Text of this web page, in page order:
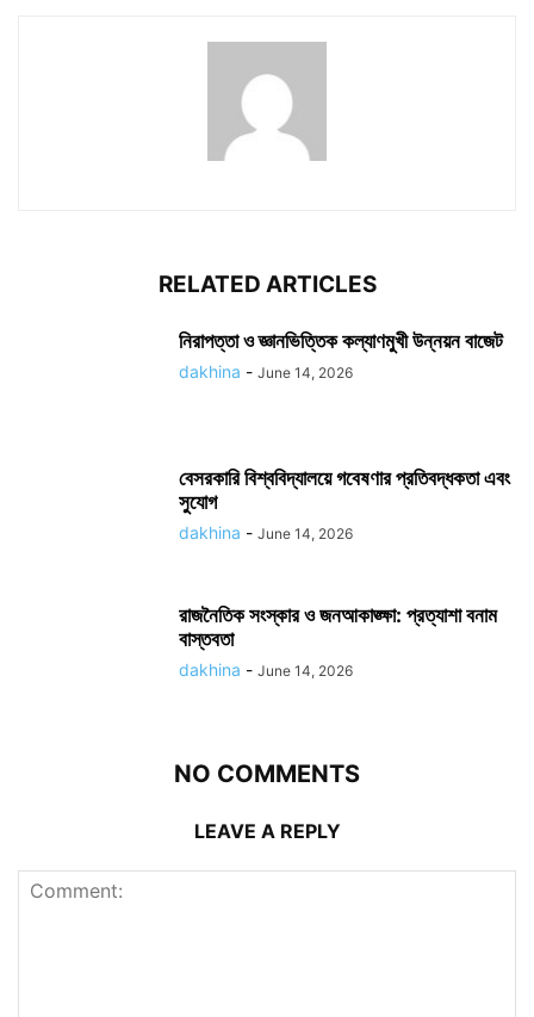
RELATED ARTICLES
নিরাপত্তা ও জ্ঞানভিত্তিক কল্যাণমুখী উন্নয়ন বাজেট
dakhina - June 14, 2026
বেসরকারি বিশ্ববিদ্যালয়ে গবেষণার প্রতিবদ্ধকতা এবং
সুযোগ
dakhina - June 14, 2026
রাজনৈতিক সংস্কার ও জনআকাঙ্ক্ষা: প্রত্যাশা বনাম
বাস্তবতা
dakhina - June 14, 2026
NO COMMENTS
LEAVE A REPLY